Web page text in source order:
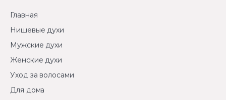
Главная
Нишевые духи
Мужские духи
Женские духи
Уход за волосами
Для дома